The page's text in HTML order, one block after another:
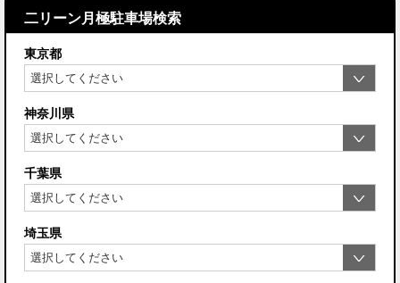
二リーン月極駐車場検索
東京都
神奈川県
千葉県
埼玉県